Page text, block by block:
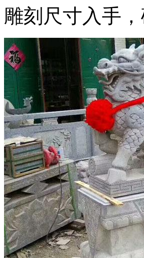
雕刻尺寸入手